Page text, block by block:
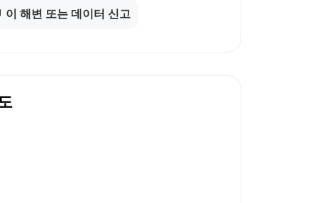
이 해변 또는 데이터 신고